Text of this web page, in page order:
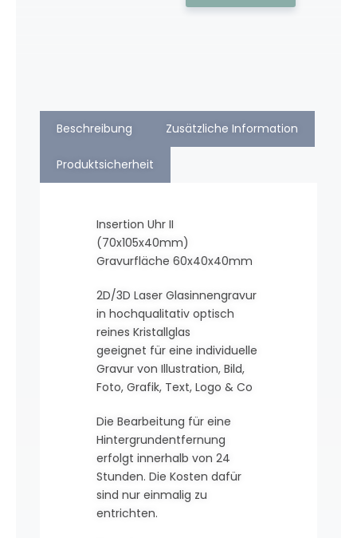
Beschreibung Zusätzliche Information
Produktsicherheit
Insertion Uhr II
(70x105x40mm)
Gravurfläche 60x40x40mm
2D/3D Laser Glasinnengravur
in hochqualitativ optisch
reines Kristallglas
geeignet für eine individuelle
Gravur von Illustration, Bild,
Foto, Grafik, Text, Logo & Co
Die Bearbeitung für eine
Hintergrundentfernung
erfolgt innerhalb von 24
Stunden. Die Kosten dafür
sind nur einmalig zu
entrichten.